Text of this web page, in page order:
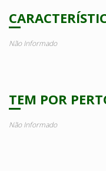
Não Informado
TEM POR
Não Informado